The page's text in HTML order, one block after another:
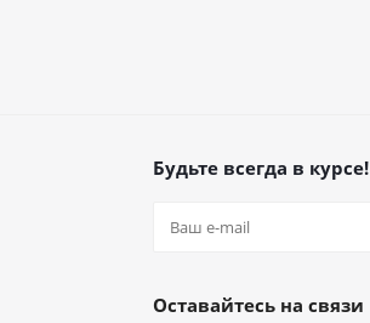
Будьте всегда в курсе!
Оставайтесь на связи